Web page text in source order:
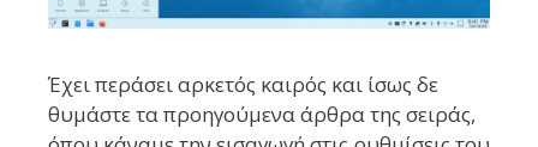
Έχει περάσει αρκετός καιρός και ίσως δε
θυμάστε τα προηγούμενα άρθρα της σειράς,